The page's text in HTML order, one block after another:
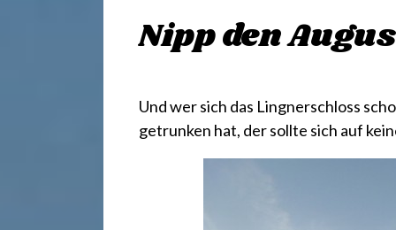
Nipp den
Und wer sich das Lingnerschloss
getrunken hat, der sollte sich auf